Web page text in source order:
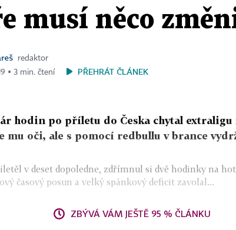
musí něco
redaktor
▪ 3 min. čtení
PŘEHRÁT ČLÁNEK
hodin po příletu do Česka chytal extraligu
mu oči, ale s pomocí redbullu v brance
v deset dopoledne, zdřímnul si dvě hodinky na
časový posun a velký spánkový deficit zavolal...
ZBÝVÁ VÁM JEŠTĚ 95 % ČLÁNKU